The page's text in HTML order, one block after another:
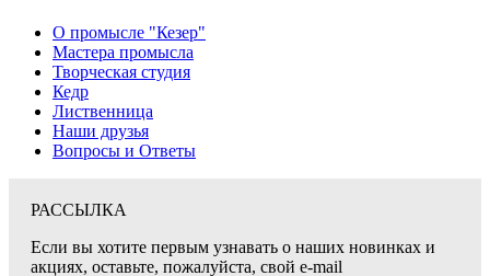
О промысле "Кезер"
Мастера промысла
Творческая студия
Кедр
Лиственница
Наши друзья
Вопросы и Ответы
РАССЫЛКА
Если вы хотите первым узнавать о наших новинках и
акциях, оставьте, пожалуйста, свой e-mail